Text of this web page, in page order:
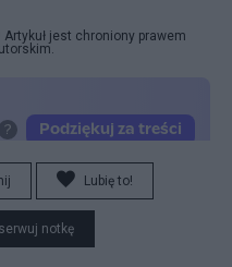
Artykuł jest chroniony prawem
Lubię to!
notkę